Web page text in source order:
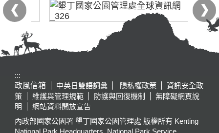
:::
政風信箱
中英日雙語詞彙 隱私權政策
資訊安全政
策
維護與管理規範 防護與回復機制
無障礙網頁說
明
網站資料開放宣告
內政部國家公園署 墾丁國家公園管理處 版權所有 Kenting
National Park Headquarters, National Park Service,